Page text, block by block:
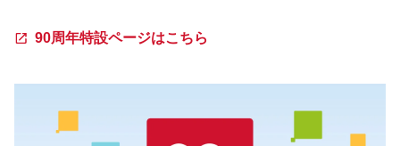
90周年特設ページはこちら